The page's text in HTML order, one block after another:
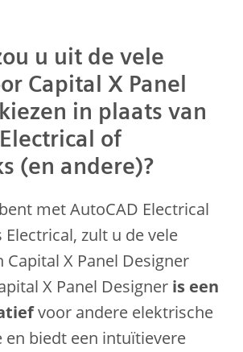
u uit de vele
Capital X Panel
in plaats van
of
(en andere)?
met AutoCAD Electrical
zult u de vele
X Panel Designer
X Panel Designer is een
voor andere elektrische
en biedt een intuïtievere